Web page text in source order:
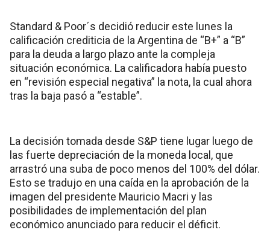
Standard & Poor´s decidió reducir este lunes la
calificación crediticia de la Argentina de “B+” a “B”
para la deuda a largo plazo ante la compleja
situación económica. La calificadora había puesto
en “revisión especial negativa” la nota, la cual ahora
tras la baja pasó a “estable”.
La decisión tomada desde S&P tiene lugar luego de
las fuerte depreciación de la moneda local, que
arrastró una suba de poco menos del 100% del dólar.
Esto se tradujo en una caída en la aprobación de la
imagen del presidente Mauricio Macri y las
posibilidades de implementación del plan
económico anunciado para reducir el déficit.